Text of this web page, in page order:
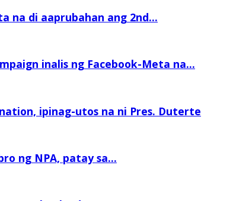
na di aaprubahan ang 2nd...
inalis ng Facebook-Meta na...
ipinag-utos na ni Pres. Duterte
ng NPA, patay sa...